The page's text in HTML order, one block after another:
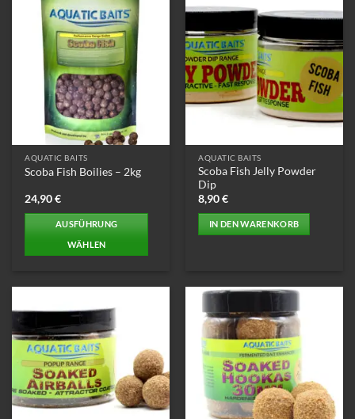
mehrere
Varianten
auf.
Die
Optionen
können
Produktseite
gewählt
werden
AQUATIC BAITS
Scoba Fish Boilies – 2kg
24,90€
AUSFÜHRUNG
WÄHLEN
mehrere
Varianten
auf.
Die
Optionen
können
auf
AQUATIC BAITS
Scoba Fish Jelly Powder
Dip
8,90€
IN DEN WARENKORB